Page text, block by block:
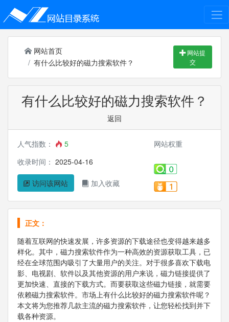
网站首页
有什么比较好的磁力搜索软件？
网站提
交
有什么比较好的磁力搜索软件？
返回
人气指数：
5
收录时间： 2025-04-16
访问该网站 加入收藏
网站权重
正文：
随着互联网的快速发展，许多资源的下载途径也变得越来越多
样化。其中，磁力搜索软件作为一种高效的资源获取工具，已
经在全球范围内吸引了大量用户的关注。对于很多喜欢下载电
影、电视剧、软件以及其他资源的用户来说，磁力链接提供了
更加快速、直接的下载方式。而要获取这些磁力链接，就需要
依赖磁力搜索软件。市场上有什么比较好的磁力搜索软件呢？
本文将为您推荐几款主流的磁力搜索软件，让您轻松找到并下
载各种资源。